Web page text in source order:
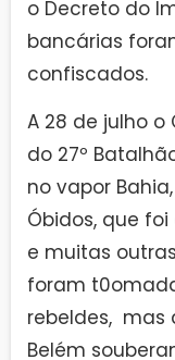
o Decreto do
bancárias
confiscados.
A 28 de julho
do 27º
no vapor
Óbidos, que
e muitas
foram
rebeldes, mas
Belém